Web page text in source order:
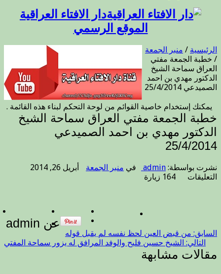
دار الافتاء العراقية
الموقع الرسمي
يمكنك إستخدام خاصية القوائم من لوحة التحكم لبناء هذه القائمة .
الرئيسية / منبر الجمعة
/ خطبة الجمعة مفتي
العراق سماحة الشيخ
الدكتور مهدي بن احمد
الصميدعي 25/4/2014
خطبة الجمعة مفتي العراق سماحة الشيخ
الدكتور مهدي بن احمد الصميدعي
25/4/2014
نشرت بواسطة: admin في منبر الجمعة
أبريل 26, 2014
التعليقات
على
الشيخ
الدكتور
مهدي
بن
164 زيارة
السابق: من قبض العين لحظ نفسه لم يقبل قوله
التالي: الشيخ حسين فليح والوفد المرافق له يزور سماحة المفتي
عن admin
مقالات مشابهة